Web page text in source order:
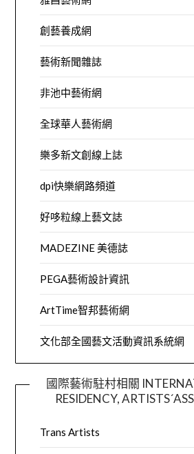
創藝養成網
藝術新聞雜誌
非池中藝術網
全球華人藝術網
樂多新文創線上誌
dpi快樂網路頻道
好哆粒線上藝文誌
MADEZINE 美德誌
PEGA藝術設計資訊
ArtTime智邦藝術網
文化部全國藝文活動資訊系統網
國際藝術駐村相關
RESIDENCY,
Trans Artists